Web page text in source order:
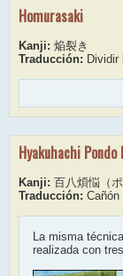
Homurasaki
Kanji: 焔裂き
Traducción: Dividir
Hyakuhachi Pondo
Kanji: 百八煩悩（
Traducción: Cañón
La misma
realizada con